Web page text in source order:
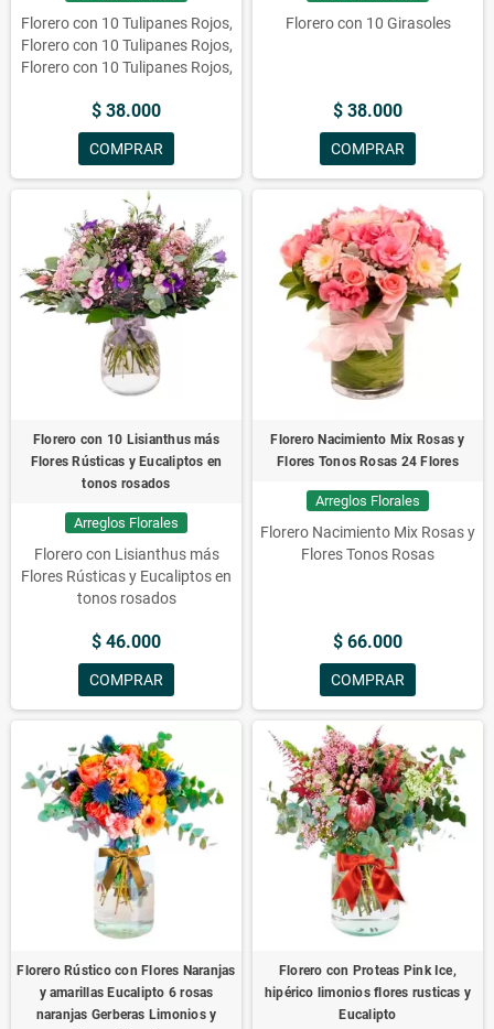
Florero con 10 Tulipanes Rojos,
Florero con 10 Tulipanes Rojos,
Florero con 10 Tulipanes Rojos,
Rojos,Floreros con Flores,
Flores, Florero, Rojos, Tulipanes,
Florero con 10 Tulipanes Rojos, .
$ 38.000
COMPRAR
Florero con 10 Girasoles
$ 38.000
COMPRAR
Florero con 10 Lisianthus más
Flores Rústicas y Eucaliptos en
tonos rosados
Arreglos Florales
Florero con Lisianthus más
Flores Rústicas y Eucaliptos en
tonos rosados
$ 46.000
COMPRAR
Florero Nacimiento Mix Rosas y
Flores Tonos Rosas 24 Flores
Arreglos Florales
Florero Nacimiento Mix Rosas y
Flores Tonos Rosas
$ 66.000
COMPRAR
Florero Rústico con Flores Naranjas
y amarillas Eucalipto 6 rosas
naranjas Gerberas Limonios y
Florero con Proteas Pink Ice,
hipérico limonios flores rusticas y
Eucalipto